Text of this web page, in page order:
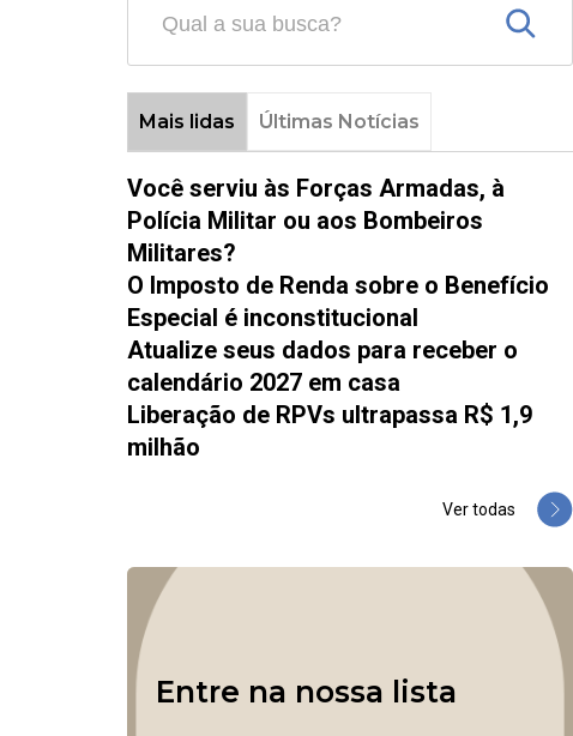
Mais lidas Últimas Notícias
Você serviu às Forças Armadas, à
Polícia Militar ou aos Bombeiros
Militares?
O Imposto de Renda sobre o Benefício
Especial é inconstitucional
Atualize seus dados para receber o
calendário 2027 em casa
Liberação de RPVs ultrapassa R$ 1,9
milhão
Ver todas
Entre na nossa lista